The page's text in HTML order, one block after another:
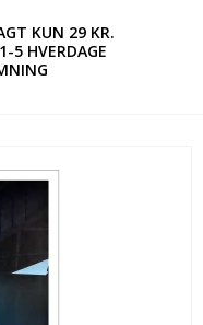
KUN 29 KR.
5 HVERDAGE